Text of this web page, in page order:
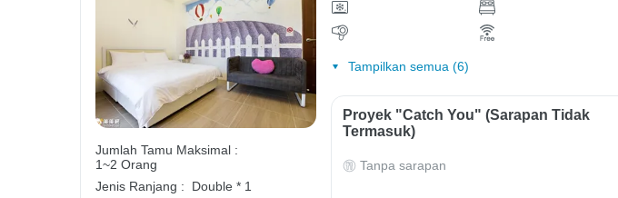
Jumlah Tamu Maksimal :
1~2 Orang
Jenis Ranjang :
Double * 1
Tampilkan semua (6)
Proyek "Catch You" (Sarapan Tidak
Termasuk)
Tanpa sarapan